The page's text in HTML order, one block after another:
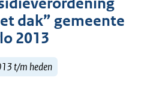
dak” gemeente
2013
t/m heden